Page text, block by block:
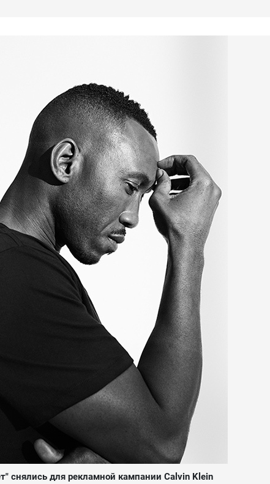
снялись для рекламной кампании Calvin Klein